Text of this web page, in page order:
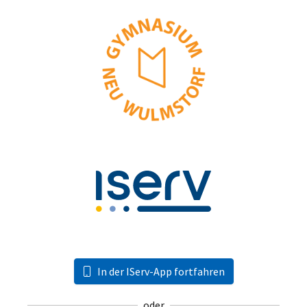
In der IServ-App fortfahren